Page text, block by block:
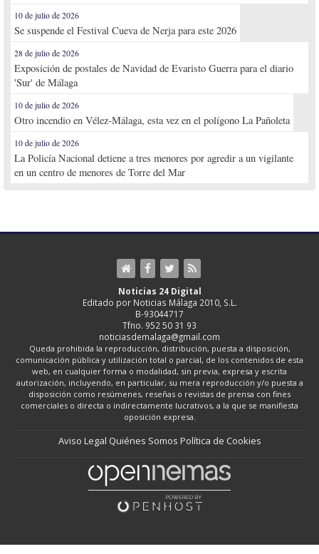
10 de julio de 2026
Se suspende el Festival Cueva de Nerja para este 2026
28 de julio de 2026
Exposición de postales de Navidad de Evaristo Guerra para el diario
'Sur' de Málaga
10 de julio de 2026
Otro incendio en Vélez-Málaga, esta vez en el polígono La Pañoleta
10 de julio de 2026
La Policía Nacional detiene a tres menores por agredir a un vigilante
en un centro de menores de Torre del Mar
Noticias 24 Digital
Editado por Noticias Málaga 2010, S.L.
B-93044717
Tfno. 952 50 31 93
noticiasdemalaga@gmail.com
Queda prohibida la reproducción, distribución, puesta a disposición,
comunicación pública y utilización total o parcial, de los contenidos de esta
web, en cualquier forma o modalidad, sin previa, expresa y escrita
autorización, incluyendo, en particular, su mera reproducción y/o puesta a
disposición como resúmenes, reseñas o revistas de prensa con fines
comerciales o directa o indirectamente lucrativos, a la que se manifiesta
oposición expresa.
Aviso Legal Quiénes Somos Política de Cookies